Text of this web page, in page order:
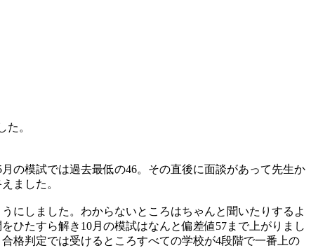
。
の模試では過去最低の46。その直後に面談があって先生か
ました。
にしました。わからないところはちゃんと聞いたりするよ
ひたすら解き10月の模試はなんと偏差値57まで上がりまし
格判定では受けるところすべての学校が4段階で一番上の